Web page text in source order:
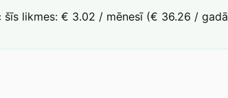
likmes: € 3.02 / mēnesī (€ 36.26 / gadā